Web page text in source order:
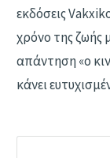
εκδόσεις
χρόνο της ζωής
απάντηση «ο
κάνει